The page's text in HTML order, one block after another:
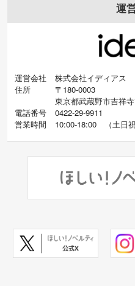
運
運営会社
株式会社イディアス
住所
〒180-0003
東京都武蔵野市吉祥
電話番号
0422-29-9911
営業時間
10:00-18:00 （土日